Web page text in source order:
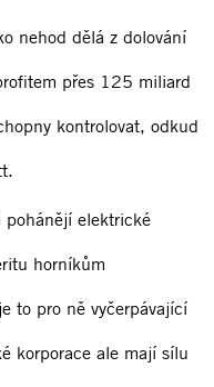
nehod dělá z dolování
přes 125 miliard
kontrolovat, odkud
pohánějí elektrické
horníkům
to pro ně vyčerpávající
korporace ale mají sílu